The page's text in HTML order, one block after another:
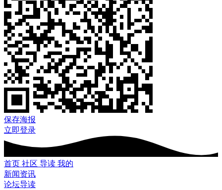
保存海报
立即登录
首页 社区 导读 我的
新闻资讯
论坛导读